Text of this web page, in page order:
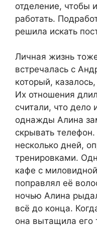
отделение, чтобы
работать.
решила искать
Личная жизнь
встречалась с
который,
Их отношения
считали, что дело
однажды Алина
скрывать
несколько дней,
тренировками.
кафе с
поправлял её
ночью Алина
всё до конца.
она вытащила его